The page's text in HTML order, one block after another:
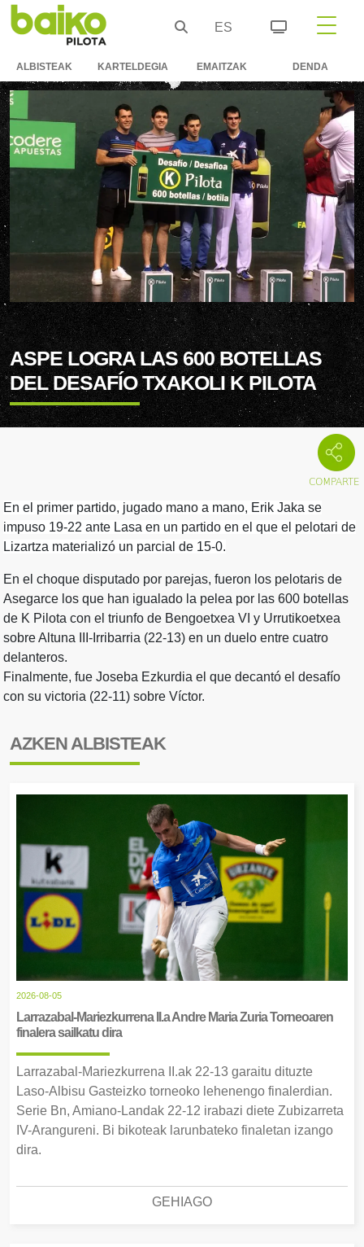
ES
ALBISTEAK KARTELDEGIA EMAITZAK DENDA
ASPE LOGRA LAS 600 BOTELLAS
DEL DESAFÍO TXAKOLI K PILOTA
En el primer partido, jugado mano a mano, Erik Jaka se
impuso 19-22 ante Lasa en un partido en el que el pelotari de
Lizartza materializó un parcial de 15-0.
En el choque disputado por parejas, fueron los pelotaris de
Asegarce los que han igualado la pelea por las 600 botellas
de K Pilota con el triunfo de Bengoetxea VI y Urrutikoetxea
sobre Altuna III-Irribarria (22-13) en un duelo entre cuatro
delanteros.
Finalmente, fue Joseba Ezkurdia el que decantó el desafío
con su victoria (22-11) sobre Víctor.
AZKEN ALBISTEAK
2026-08-05
Larrazabal-Mariezkurrena II.a Andre Maria Zuria Torneoaren
finalera sailkatu dira
Larrazabal-Mariezkurrena II.ak 22-13 garaitu dituzte
Laso-Albisu Gasteizko torneoko lehenengo finalerdian.
Serie Bn, Amiano-Landak 22-12 irabazi diete Zubizarreta
IV-Arangureni. Bi bikoteak larunbateko finaletan izango
dira.
GEHIAGO